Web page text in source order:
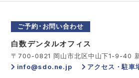
ご予約･お問い合わせ
白数デンタルオフィス
〒700-0821 岡山市北区中山下1-9-40
info@sdo.ne.jp
アクセス・駐車